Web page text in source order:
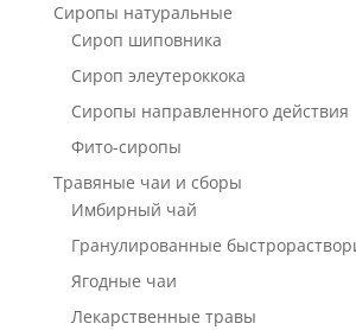
Сиропы натуральные
Сироп шиповника
Сироп элеутероккока
Сиропы направленного действия
Фито-сиропы
Травяные чаи и сборы
Имбирный чай
Гранулированные
Ягодные чаи
Лекарственные травы